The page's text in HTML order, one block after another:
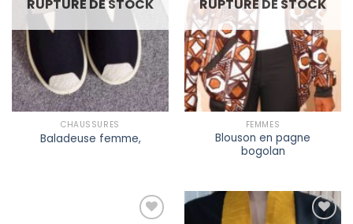
RUPTURE DE STOCK
CHAUSSURES
Baladeuse femme,
RUPTURE DE STOCK
FEMMES
Blouson en pagne
bogolan